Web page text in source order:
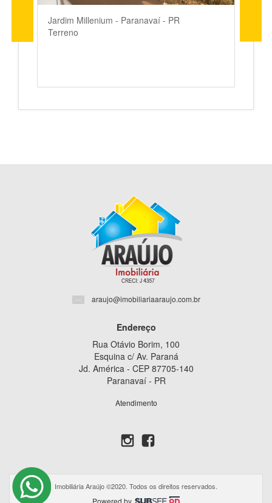
Jardim Millenium - Paranavaí - PR
Terreno
araujo@imobiliariaaraujo.com.br
Endereço
Rua Otávio Borim, 100
Esquina c/ Av. Paraná
Jd. América - CEP 87705-140
Paranavaí - PR
Atendimento
Imobiliária Araújo ©2020. Todos os direitos reservados.
Powered by